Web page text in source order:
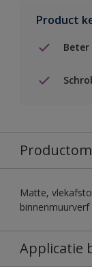
Product
Matte,
binnenmuurverf
Applicatie